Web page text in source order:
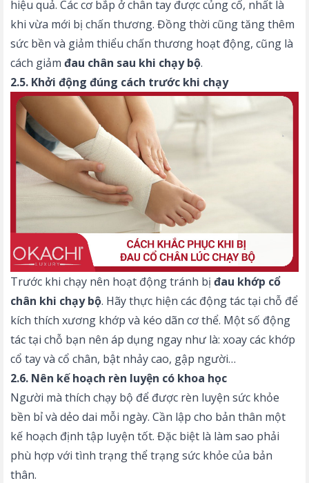
hiệu quả. Các cơ bắp ở chân tay được củng cố, nhất là
khi vừa mới bị chấn thương. Đồng thời cũng tăng thêm
sức bền và giảm thiểu chấn thương hoạt động, cũng là
cách giảm đau chân sau khi chạy bộ.
2.5. Khởi động đúng cách trước khi chạy
Trước khi chạy nên hoạt động tránh bị đau khớp cổ
chân khi chạy bộ. Hãy thực hiện các động tác tại chỗ để
kích thích xương khớp và kéo dãn cơ thể. Một số động
tác tại chỗ bạn nên áp dụng ngay như là: xoay các khớp
cổ tay và cổ chân, bật nhảy cao, gập người…
2.6. Nên kế hoạch rèn luyện có khoa học
Người mà thích chạy bộ để được rèn luyện sức khỏe
bền bỉ và dẻo dai mỗi ngày. Cần lập cho bản thân một
kế hoạch định tập luyện tốt. Đặc biệt là làm sao phải
phù hợp với tình trạng thể trạng sức khỏe của bản
thân.